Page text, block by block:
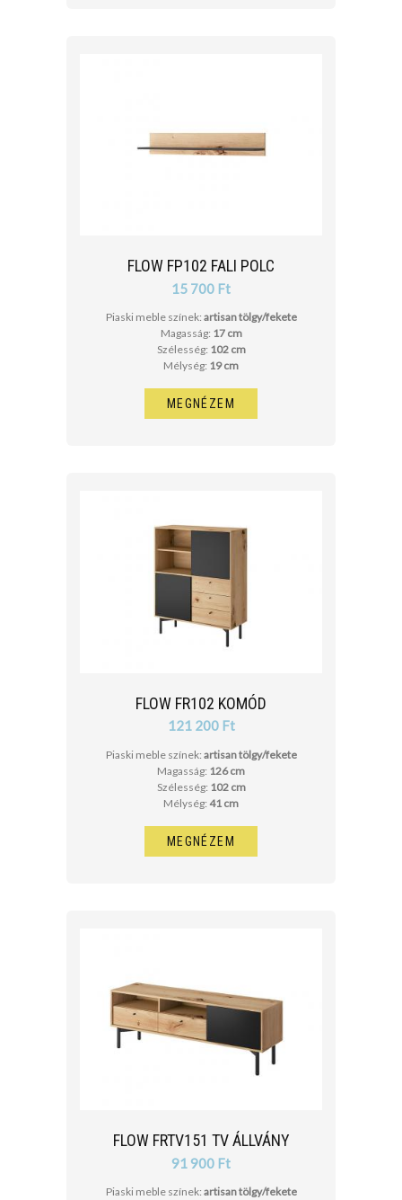
FLOW FP102 FALI POLC
15 700 Ft
Piaski meble színek: artisan tölgy/fekete
Magasság: 17 cm
Szélesség: 102 cm
Mélység: 19 cm
MEGNÉZEM
FLOW FR102 KOMÓD
121 200 Ft
Piaski meble színek: artisan tölgy/fekete
Magasság: 126 cm
Szélesség: 102 cm
Mélység: 41 cm
MEGNÉZEM
FLOW FRTV151 TV ÁLLVÁNY
91 900 Ft
Piaski meble színek: artisan tölgy/fekete